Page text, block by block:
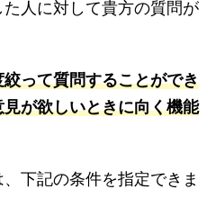
人に対して貴方の質問が
って質問することができ
が欲しいときに向く機能
下記の条件を指定できま